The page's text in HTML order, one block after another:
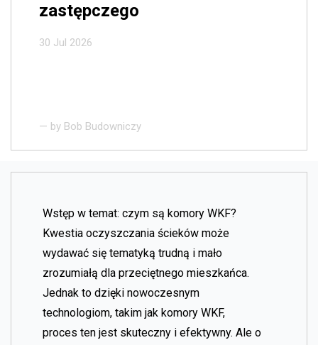
zastępczego
30 Jul 2026
— by Bob Budowniczy
Wstęp w temat: czym są komory WKF?
Kwestia oczyszczania ścieków może
wydawać się tematyką trudną i mało
zrozumiałą dla przeciętnego mieszkańca.
Jednak to dzięki nowoczesnym
technologiom, takim jak komory WKF,
proces ten jest skuteczny i efektywny. Ale o